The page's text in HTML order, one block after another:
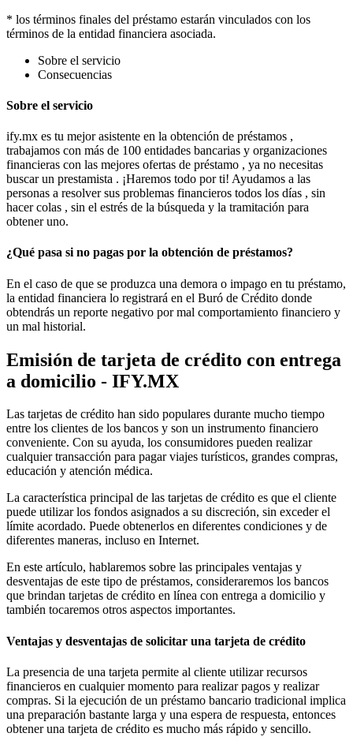
* los términos finales del préstamo estarán vinculados con los
términos de la entidad financiera asociada.
Sobre el servicio
Consecuencias
Sobre el servicio
ify.mx es tu mejor asistente en la obtención de préstamos ,
trabajamos con más de 100 entidades bancarias y organizaciones
financieras con las mejores ofertas de préstamo , ya no necesitas
buscar un prestamista . ¡Haremos todo por ti! Ayudamos a las
personas a resolver sus problemas financieros todos los días , sin
hacer colas , sin el estrés de la búsqueda y la tramitación para
obtener uno.
¿Qué pasa si no pagas por la obtención de préstamos?
En el caso de que se produzca una demora o impago en tu préstamo,
la entidad financiera lo registrará en el Buró de Crédito donde
obtendrás un reporte negativo por mal comportamiento financiero y
un mal historial.
Emisión de tarjeta de crédito con entrega
a domicilio - IFY.MX
Las tarjetas de crédito han sido populares durante mucho tiempo
entre los clientes de los bancos y son un instrumento financiero
conveniente. Con su ayuda, los consumidores pueden realizar
cualquier transacción para pagar viajes turísticos, grandes compras,
educación y atención médica.
La característica principal de las tarjetas de crédito es que el cliente
puede utilizar los fondos asignados a su discreción, sin exceder el
límite acordado. Puede obtenerlos en diferentes condiciones y de
diferentes maneras, incluso en Internet.
En este artículo, hablaremos sobre las principales ventajas y
desventajas de este tipo de préstamos, consideraremos los bancos
que brindan tarjetas de crédito en línea con entrega a domicilio y
también tocaremos otros aspectos importantes.
Ventajas y desventajas de solicitar una tarjeta de crédito
La presencia de una tarjeta permite al cliente utilizar recursos
financieros en cualquier momento para realizar pagos y realizar
compras. Si la ejecución de un préstamo bancario tradicional implica
una preparación bastante larga y una espera de respuesta, entonces
obtener una tarjeta de crédito es mucho más rápido y sencillo.